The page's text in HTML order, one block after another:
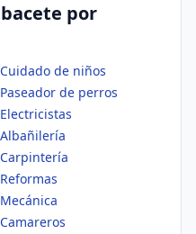
por
Cuidado de niños
Paseador de perros
Electricistas
Albañilería
Carpintería
Reformas
Mecánica
Camareros